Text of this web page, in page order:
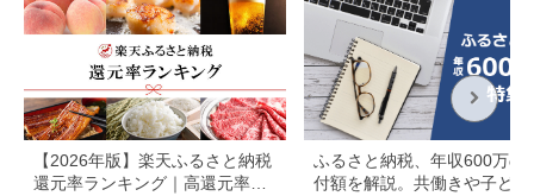
【2026年版】楽天ふるさと納税
還元率ランキング｜高還元率返
ふるさと納税、年収600万の
付額を解説。共働きや子ども